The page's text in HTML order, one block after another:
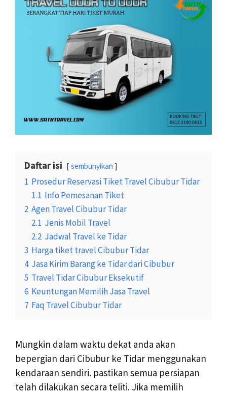
Daftar isi sembunyikan
1 Prosedur Reservasi Tiket Travel Cibubur Tidar
1.1 Info Pemesanan Tiket
2 Agen Travel Cibubur Tidar
2.1 Jenis Mobil Travel
2.2 Jadwal Travel ke Tidar
3 Harga tiket travel Cibubur Tidar
4 Jasa Kirim Barang ke Tidar dari Cibubur
5 Travel Tidar Cibubur Eksekutif
6 Keuntungan Memilih Jasa Travel
7 Faq Travel Cibubur Tidar
Mungkin dalam waktu dekat anda akan
bepergian dari Cibubur ke Tidar menggunakan
kendaraan sendiri. pastikan semua persiapan
telah dilakukan secara teliti. Jika memilih